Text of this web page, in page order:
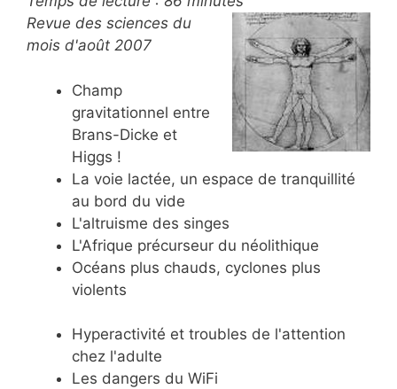
Revue des sciences du
mois d'août 2007
Champ
gravitationnel entre
Brans-Dicke et
Higgs !
La voie lactée, un espace de tranquillité
au bord du vide
L'altruisme des singes
L'Afrique précurseur du néolithique
Océans plus chauds, cyclones plus
violents
Hyperactivité et troubles de l'attention
chez l'adulte
Les dangers du WiFi